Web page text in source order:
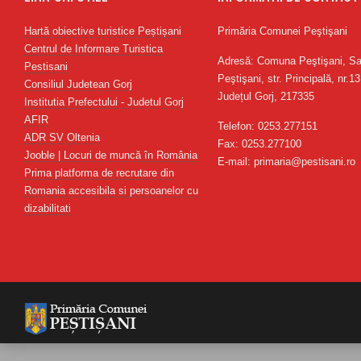
Hartă obiective turistice Peștișani
Centrul de Informare Turistica
Pestisani
Consiliul Judetean Gorj
Institutia Prefectului - Judetul Gorj
AFIR
ADR SV Oltenia
Jooble | Locuri de muncă în România
Prima platforma de recrutare din
Romania accesibila si persoanelor cu
dizabilitati
Primăria Comunei Peştişani
Adresă: Comuna Peştişani,
Peştişani, str. Principală,
Județul Gorj, 217335
Telefon: 0253.277151
Fax: 0253.277100
E-mail: primaria@pestisani.ro